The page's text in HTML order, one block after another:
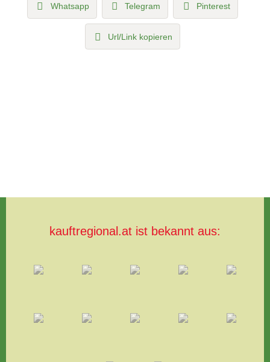
Whatsapp Telegram Pinterest
Url/Link kopieren
kauftregional.at ist bekannt aus: